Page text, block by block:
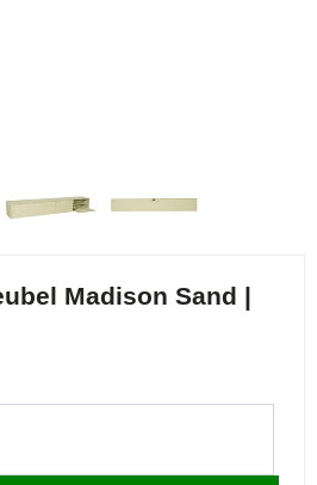
Madison Sand |